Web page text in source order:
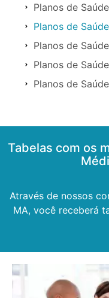
Planos de
Planos de
Planos de
Planos de
Planos de
Tabelas com os
Através de nossos
MA, você receberá